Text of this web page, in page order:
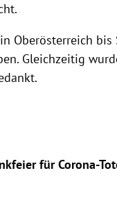
Oberösterreich
Gleichzeitig
für Corona-